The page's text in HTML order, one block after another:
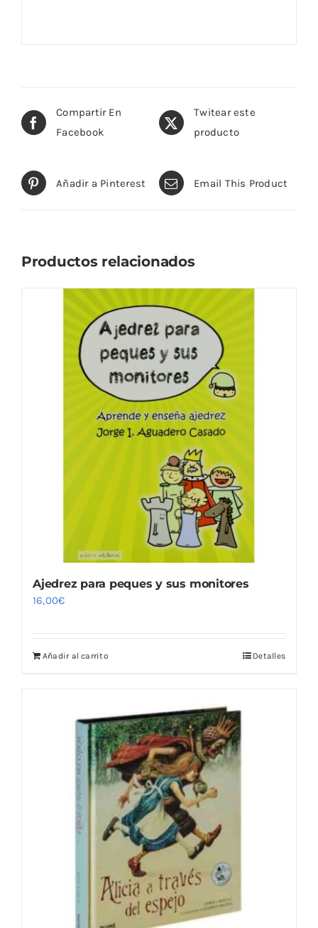
Compartir En
Facebook
Twitear este
producto
Añadir a Pinterest Email This Product
Productos relacionados
Ajedrez para peques y sus monitores
16,00€
Añadir al carrito Detalles